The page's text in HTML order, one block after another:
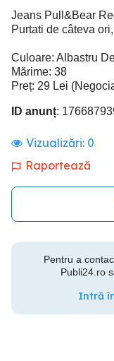
Jeans Pull&Bear
Purtati de câteva
Culoare: Albastru
Mărime: 38
Preț: 29 Lei
ID anunț:
Vizualizări: 0
Raportează
Pentru a
Publi24.ro
Intră